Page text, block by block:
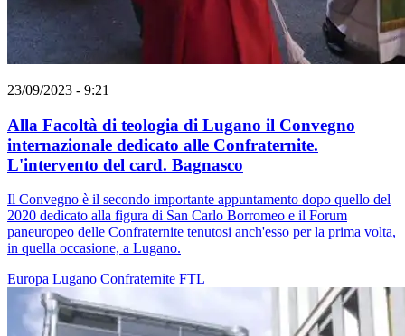
23/09/2023 - 9:21
Alla Facoltà di teologia di Lugano il Convegno
internazionale dedicato alle Confraternite.
L'intervento del card. Bagnasco
Il Convegno è il secondo importante appuntamento dopo quello del
2020 dedicato alla figura di San Carlo Borromeo e il Forum
paneuropeo delle Confraternite tenutosi anch'esso per la prima volta,
in quella occasione, a Lugano.
Europa Lugano Confraternite FTL